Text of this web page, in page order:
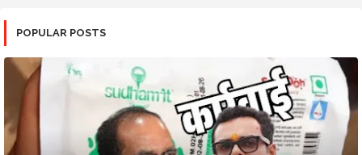
POPULAR POSTS